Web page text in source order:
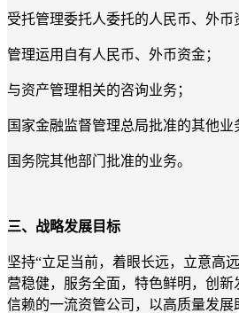
受托管理委托人委托的人民币、外币
管理运用自有人民币、外币资金；
与资产管理相关的咨询业务；
国家金融监督管理总局批准的其他业
国务院其他部门批准的业务。
三、战略发展目标
坚持“立足当前，着眼长远，立意高
营稳健，服务全面，特色鲜明，创新
信赖的一流资管公司，以高质量发展